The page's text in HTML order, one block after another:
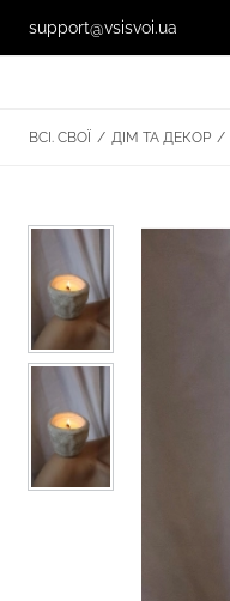
support@vsisvoi.ua
ВСІ. СВОЇ / ДІМ ТА ДЕКОР /